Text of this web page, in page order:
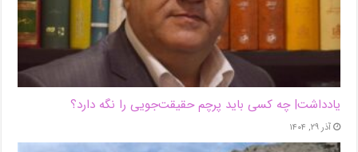
یادداشت| ‌چه کسی باید پرچم حقیقت‌جویی را نگه دارد؟
آذر ۲۹, ۱۴۰۴